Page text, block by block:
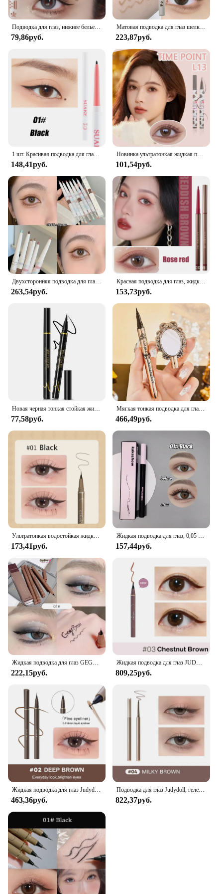
sure to be a hit with your customers.
Подводка для глаз, нижнее белье из шелкопряда, не размазывается, тонкая натуральная Водостойкая Подводка для глаз, красивый макияж
79,86руб.
Матовая подводка для глаз шелкопряда, гелевая ручка, водостойкая, не цветущая, быстросохнущая подводка для глаз, карандаш для чая, коричневые тени для век, ручка для макияжа
223,87руб.
148,41руб.
Новинка ультратонкая жидкая подводка для глаз фиолетовые синие тени Карандаш корейский макияж для женщин быстросохнущая гладкая Лежащая шелковая ручка для ресниц
101,54руб.
263,54руб.
Красная подводка для глаз, жидкая гелевая ручка, водостойкая, стойкая, быстросохнущая, Гладкий макияж, красивая матовая подводка для глаз, карандаш для глаз, косметика
153,73руб.
77,58руб.
Мягкая тонкая подводка для глаз карандаш с зеркалом быстросохнущая стойкая черная водостойкая Корейская подводка для глаз для макияжа
466,49руб.
173,41руб. 157,44руб.
Жидкая подводка для глаз GEGE BEAR, водостойкая жидкая подводка для глаз для ежедневного использования, стойкая к размазыванию, долговечная подводка для глаз
222,15руб.
Жидкая подводка для глаз JUDYDOLL, водостойкая Стойкая подводка для глаз, карандаш для нижних ресниц, быстросохнущий, не цветущий, натуральный косметический инструмент
809,25руб.
Жидкая подводка для глаз Judydoll, ультратонкая водостойкая, 24 часа, не размазывается, долговечная, черная, коричневая, зеркальная ручка для веснушек
463,36руб.
Подводка для глаз Judydoll, гелевая ручка, тонкая, гладкая, водостойкая, стойкая, не размазывающаяся, подводка для глаз, карандаш
822,37руб.